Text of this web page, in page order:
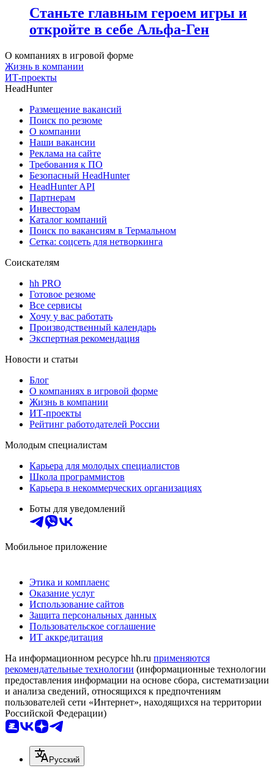
Станьте главным героем игры и
откройте в себе Альфа-Ген
О компаниях в игровой форме
Жизнь в компании
ИТ-проекты
HeadHunter
Размещение вакансий
Поиск по резюме
О компании
Наши вакансии
Реклама на сайте
Требования к ПО
Безопасный HeadHunter
HeadHunter API
Партнерам
Инвесторам
Каталог компаний
Поиск по вакансиям в Термальном
Сетка: соцсеть для нетворкинга
Соискателям
hh PRO
Готовое резюме
Все сервисы
Хочу у вас работать
Производственный календарь
Экспертная рекомендация
Новости и статьи
Блог
О компаниях в игровой форме
Жизнь в компании
ИТ-проекты
Рейтинг работодателей России
Молодым специалистам
Карьера для молодых специалистов
Школа программистов
Карьера в некоммерческих организациях
Боты для уведомлений
Мобильное приложение
Этика и комплаенс
Оказание услуг
Использование сайтов
Защита персональных данных
Пользовательское соглашение
ИТ аккредитация
На информационном ресурсе hh.ru применяются
рекомендательные технологии (информационные технологии
предоставления информации на основе сбора, систематизации
и анализа сведений, относящихся к предпочтениям
пользователей сети «Интернет», находящихся на территории
Российской Федерации)
Русский